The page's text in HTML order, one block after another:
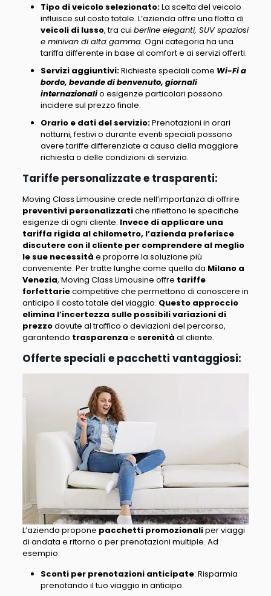
Tipo di veicolo selezionato:La scelta del veicolo
influisce sul costo totale. L’azienda offre una flotta di
veicoli di lusso, tra cui berline eleganti, SUV spaziosi
e minivan di alta gamma. Ogni categoria ha una
tariffa differente in base al comfort e ai servizi offerti.
Servizi aggiuntivi:Richieste speciali come Wi-Fi a
bordo, bevande di benvenuto, giornali
internazionalio esigenze particolari possono
incidere sul prezzo finale.
Orario e dati del servizio:Prenotazioni in orari
notturni, festivi o durante eventi speciali possono
avere tariffe differenziate a causa della maggiore
richiesta o delle condizioni di servizio.
Tariffe personalizzate e trasparenti:
Moving Class Limousine crede nell’importanza di offrire
preventivi personalizzatiche riflettono le specifiche
esigenze di ogni cliente. Invece di applicare una
tariffa rigida al chilometro, l’azienda preferisce
discutere con il cliente per comprendere al meglio
le sue necessità e proporre la soluzione più
conveniente. Per tratte lunghe come quella da Milano a
Venezia, Moving Class Limousine offre tariffe
forfettariecompetitive che permettono di conoscere in
anticipo il costo totale del viaggio. Questo approccio
elimina l’incertezza sulle possibili variazioni di
prezzodovute al traffico o deviazioni del percorso,
garantendo trasparenza e serenità al cliente.
Offerte speciali e pacchetti vantaggiosi:
L’azienda propone pacchetti promozionaliper viaggi
di andata e ritorno o per prenotazioni multiple. Ad
esempio:
Sconti per prenotazioni anticipate: Risparmia
prenotando il tuo viaggio in anticipo.